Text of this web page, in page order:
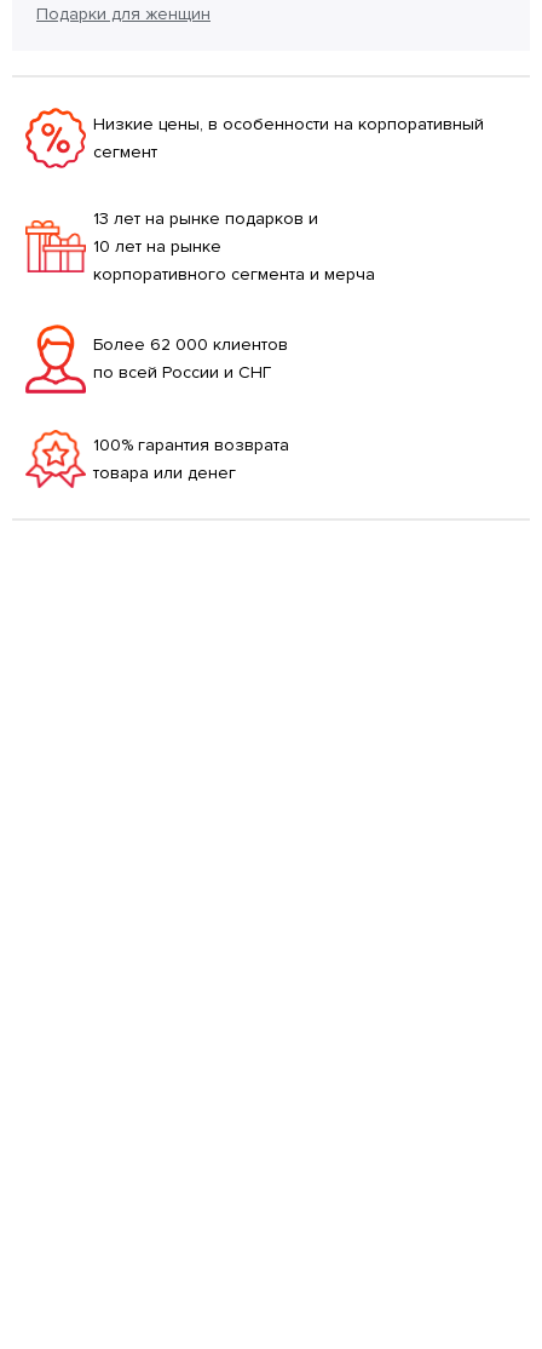
Подарки для женщин
Низкие цены, в особенности на корпоративный
сегмент
13 лет на рынке подарков и
10 лет на рынке
корпоративного сегмента и мерча
Более 62 000 клиентов
по всей России и СНГ
100% гарантия возврата
товара или денег